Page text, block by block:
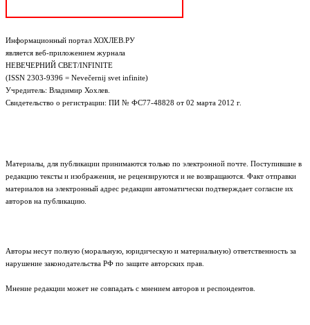
Информационный портал ХОХЛЕВ.РУ
является веб-приложением журнала
НЕВЕЧЕРНИЙ СВЕТ/INFINITE
(ISSN 2303-9396 = Nevečernij svet infinite)
Учредитель: Владимир Хохлев.
Свидетельство о регистрации: ПИ № ФС77-48828 от 02 марта 2012 г.
Материалы, для публикации принимаются только по электронной почте. Поступившие в
редакцию тексты и изображения, не рецензируются и не возвращаются. Факт отправки
материалов на электронный адрес редакции автоматически подтверждает согласие их
авторов на публикацию.
Авторы несут полную (моральную, юридическую и материальную) ответственность за
нарушение законодательства РФ по защите авторских прав.
Мнение редакции может не совпадать с мнением авторов и респондентов.